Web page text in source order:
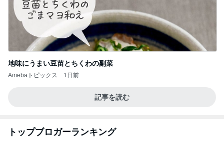
地味にうまい豆苗とちくわの副菜
Amebaトピックス 1日前
記事を読む
トップブロガーランキング